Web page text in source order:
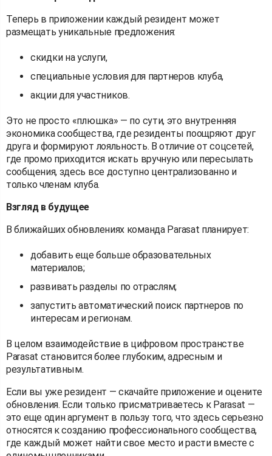
Теперь в приложении каждый резидент может
размещать уникальные предложения:
скидки на услуги,
специальные условия для партнеров клуба,
акции для участников.
Это не просто «плюшка» — по сути, это внутренняя
экономика сообщества, где резиденты поощряют друг
друга и формируют лояльность. В отличие от соцсетей,
где промо приходится искать вручную или пересылать
сообщения, здесь все доступно централизованно и
только членам клуба.
Взгляд в будущее
В ближайших обновлениях команда Parasat планирует:
добавить еще больше образовательных
материалов;
развивать разделы по отраслям;
запустить автоматический поиск партнеров по
интересам и регионам.
В целом взаимодействие в цифровом пространстве
Parasat становится более глубоким, адресным и
результативным.
Если вы уже резидент — скачайте приложение и оцените
обновления. Если только присматриваетесь к Parasat —
это еще один аргумент в пользу того, что здесь серьезно
относятся к созданию профессионального сообщества,
где каждый может найти свое место и расти вместе с